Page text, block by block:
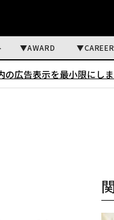
AWARD CAREER
の広告表示を最小限にし